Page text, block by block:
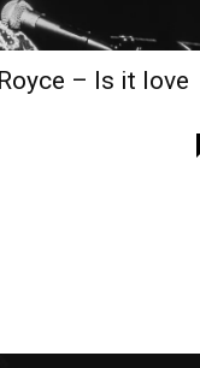
– Is it love